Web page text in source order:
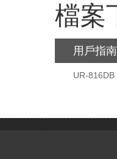
檔案
用戶指南
UR-